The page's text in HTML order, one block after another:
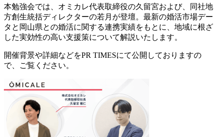
本勉強会では、オミカレ代表取締役の久留宮および、同社地
方創生統括ディレクターの若月が登壇。最新の婚活市場デー
タと岡山県との婚活に関する連携実績をもとに、地域に根ざ
した実効性の高い支援策について解説いたします。
開催背景や詳細などをPR TIMESにて公開しておりますの
で、ご覧ください。